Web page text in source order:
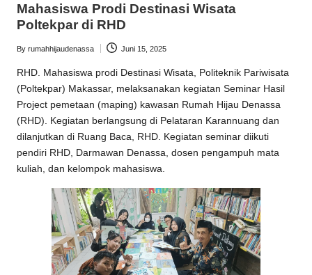
Mahasiswa Prodi Destinasi Wisata
Poltekpar di RHD
Posted
by
By rumahhijaudenassa Juni 15, 2025
RHD . Mahasiswa prodi Destinasi Wisata, Politeknik Pariwisata
(Poltekpar) Makassar, melaksanakan kegiatan Seminar Hasil
Project pemetaan (maping) kawasan Rumah Hijau Denassa
(RHD). Kegiatan berlangsung di Pelataran Karannuang dan
dilanjutkan di Ruang Baca, RHD. Kegiatan seminar diikuti
pendiri RHD, Darmawan Denassa , dosen pengampuh mata
kuliah, dan kelompok mahasiswa.